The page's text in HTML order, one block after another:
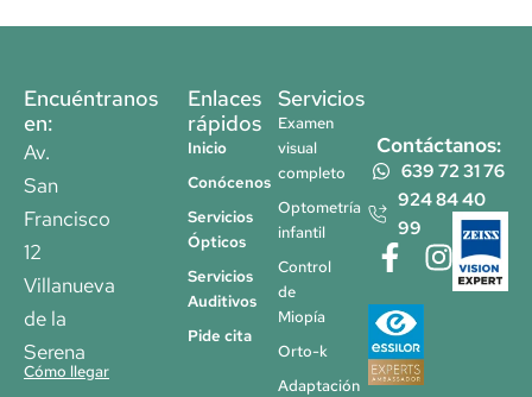
Encuéntranos
en:
Av.
San
Francisco
12
Villanueva
de la
Serena
Cómo llegar
Enlaces
rápidos
Inicio
Conócenos
Servicios
Ópticos
Servicios
Auditivos
Pide cita
Servicios
Examen
visual
completo
Optometría
infantil
Control
de
Miopía
Orto-k
Adaptación
Contáctanos:
639 72 31 76
924 84 40
99
F
a
c
e
b
I
n
T
i